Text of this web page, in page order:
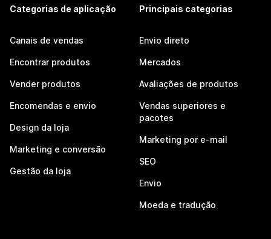
Categorias de aplicação
Canais de vendas
Encontrar produtos
Vender produtos
Encomendas e envio
Design da loja
Marketing e conversão
Gestão da loja
Principais categorias
Envio direto
Mercados
Avaliações de produtos
Vendas superiores e
pacotes
Marketing por e-mail
SEO
Envio
Moeda e tradução